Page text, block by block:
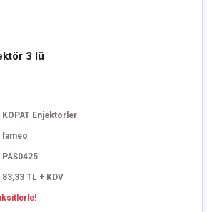
3 lü
KOPAT Enjektörler
fameo
PAS0425
83,33 TL + KDV